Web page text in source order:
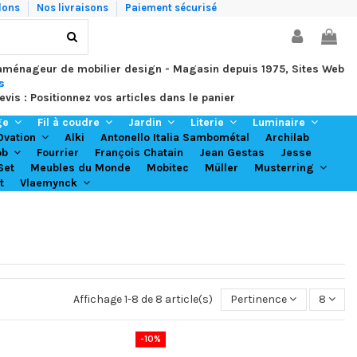
Nos livraisons Paiement sécurisé
de mobilier design - Magasin depuis 1975, Sites Web
: Positionnez vos articles dans le panier
Fil à coudre Jardin Literie
Luminaire
Alki Antonello Italia Sambométal
Archilab
Fourrier François Chatain Jean Gestas
Jesse
Meubles du Monde Mobitec Müller
Musterring
Vlaemynck
Affichage 1-8 de 8 article(s) Pertinence 8
-10%